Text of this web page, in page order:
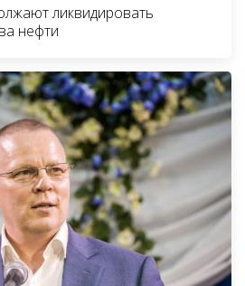
ликвидировать
нефти